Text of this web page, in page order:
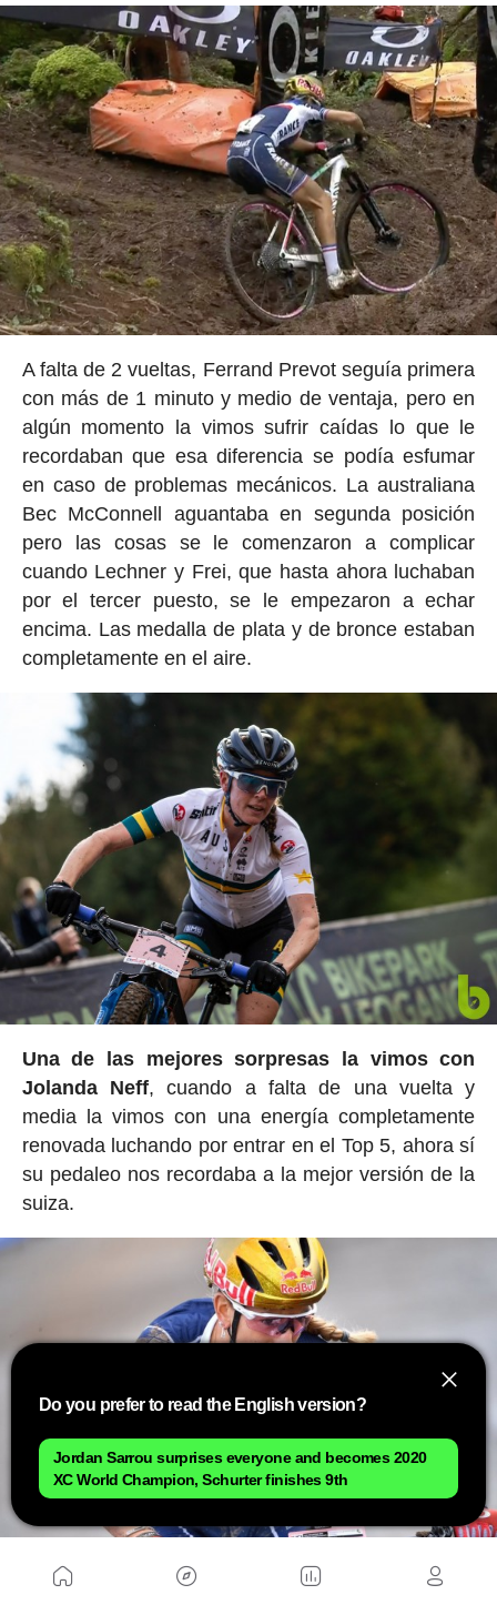
A falta de 2 vueltas, Ferrand Prevot seguía primera
con más de 1 minuto y medio de ventaja, pero en
algún momento la vimos sufrir caídas lo que le
recordaban que esa diferencia se podía esfumar
en caso de problemas mecánicos. La australiana
Bec McConnell aguantaba en segunda posición
pero las cosas se le comenzaron a complicar
cuando Lechner y Frei, que hasta ahora luchaban
por el tercer puesto, se le empezaron a echar
encima. Las medalla de plata y de bronce estaban
completamente en el aire.
Una de las mejores sorpresas la vimos con
Jolanda Neff, cuando a falta de una vuelta y
media la vimos con una energía completamente
renovada luchando por entrar en el Top 5, ahora sí
su pedaleo nos recordaba a la mejor versión de la
suiza.
Do you prefer to read the English version?
Jordan Sarrou surprises everyone and becomes 2020
XC World Champion, Schurter finishes 9th